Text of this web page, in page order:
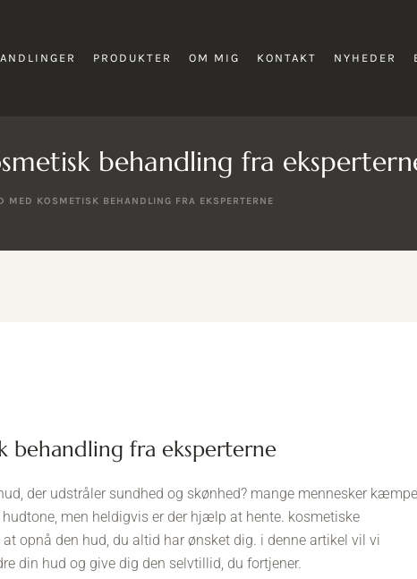
PRODUKTER OM MIG KONTAKT NYHEDER
behandling fra
MED KOSMETISK BEHANDLING FRA EKSPERTERNE
behandling fra eksperterne
der udstråler sundhed og skønhed? mange mennesker
men heldigvis er der hjælp at hente. kosmetiske
opnå den hud, du altid har ønsket dig. i denne artikel vil vi
din hud og give dig den selvtillid, du fortjener.